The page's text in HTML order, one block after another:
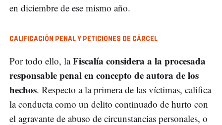
en diciembre de ese mismo año.
CALIFICACIÓN PENAL Y PETICIONES DE CÁRCEL
Por todo ello, laFiscalía considera a la procesada
responsable penal en concepto de autora de los
hechos. Respecto a la primera de las víctimas, califica
la conducta como un delito continuado de hurto con
el agravante de abuso de circunstancias personales, o